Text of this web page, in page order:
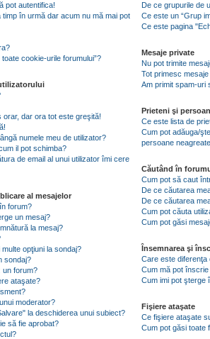
pot autentifica!
în urmă dar acum nu mă mai pot
cookie-urile forumului”?
dar ora tot este greşită!
numele meu de utilizator?
il pot schimba?
de email al unui utilizator îmi cere
al mesajelor
forum?
un mesaj?
la mesaj?
opţiuni la sondaj?
sondaj?
un forum?
ataşate?
moderator?
la deschiderea unui subiect?
să fie aprobat?
De ce grupurile de
Ce este un “Grup
Ce este pagina
Mesaje private
Nu pot trimite
Tot primesc
Am primit spam-uri
Prieteni şi
Ce este lista de
Cum pot adăuga/
persoane
Căutând în
Cum pot să caut
De ce căutarea
De ce căutarea
Cum pot căuta
Cum pot găsi
Însemnarea şi
Care este
Cum mă pot
Cum imi pot şterge
Fişiere ataşate
Ce fişiere ataşate
Cum pot găsi toate